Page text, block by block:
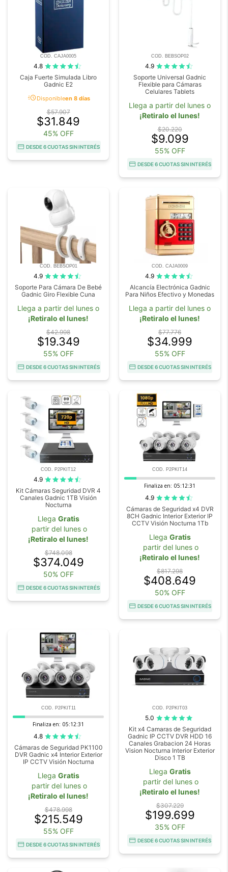
COD. CAJA0005
4.8
Caja Fuerte Simulada Libro
Gadnic E2
acuteDisponibleen 8 días
$57.907
$31.849
45% OFF
DESDE 6 CUOTAS SIN INTERÉS
COD. BEBSOP02
4.9
Soporte Universal Gadnic
Flexible para Cámaras
Celulares Tablets
Llega a partir del lunes o
¡Retiralo el lunes!
$20.220
$9.099
55% OFF
DESDE 6 CUOTAS SIN INTERÉS
COD. BEBSOP01
4.9
Soporte Para Cámara De Bebé
Gadnic Giro Flexible Cuna
Llega a partir del lunes o
¡Retiralo el lunes!
$42.998
$19.349
55% OFF
DESDE 6 CUOTAS SIN INTERÉS
COD. CAJA0009
4.9
Alcancía Electrónica Gadnic
Para Niños Efectivo y Monedas
Llega a partir del lunes o
¡Retiralo el lunes!
$77.776
$34.999
55% OFF
DESDE 6 CUOTAS SIN INTERÉS
COD. P2PKIT12
4.9
Kit Cámaras Seguridad DVR 4
Canales Gadnic 1TB Visión
Nocturna
Llega Gratis
partir del lunes o
¡Retiralo el lunes!
$748.098
$374.049
50% OFF
DESDE 6 CUOTAS SIN INTERÉS
COD. P2PKIT14
Finaliza en: 05:12:29
4.9
Cámaras de Seguridad x4 DVR
8CH Gadnic Interior Exterior IP
CCTV Visión Nocturna 1Tb
Llega Gratis
partir del lunes o
¡Retiralo el lunes!
$817.298
$408.649
50% OFF
DESDE 6 CUOTAS SIN INTERÉS
COD. P2PKIT11
Finaliza en: 05:12:29
4.8
Cámaras de Seguridad PK1100
DVR Gadnic x4 Interior Exterior
IP CCTV Visión Nocturna
Llega Gratis
partir del lunes o
¡Retiralo el lunes!
$478.998
$215.549
55% OFF
DESDE 6 CUOTAS SIN INTERÉS
COD. P2PKIT03
5.0
Kit x4 Camaras de Seguridad
Gadnic IP CCTV DVR HDD 16
Canales Grabacion 24 Horas
Vision Nocturna Interior Exterior
Disco 1 TB
Llega Gratis
partir del lunes o
¡Retiralo el lunes!
$307.229
$199.699
35% OFF
DESDE 6 CUOTAS SIN INTERÉS